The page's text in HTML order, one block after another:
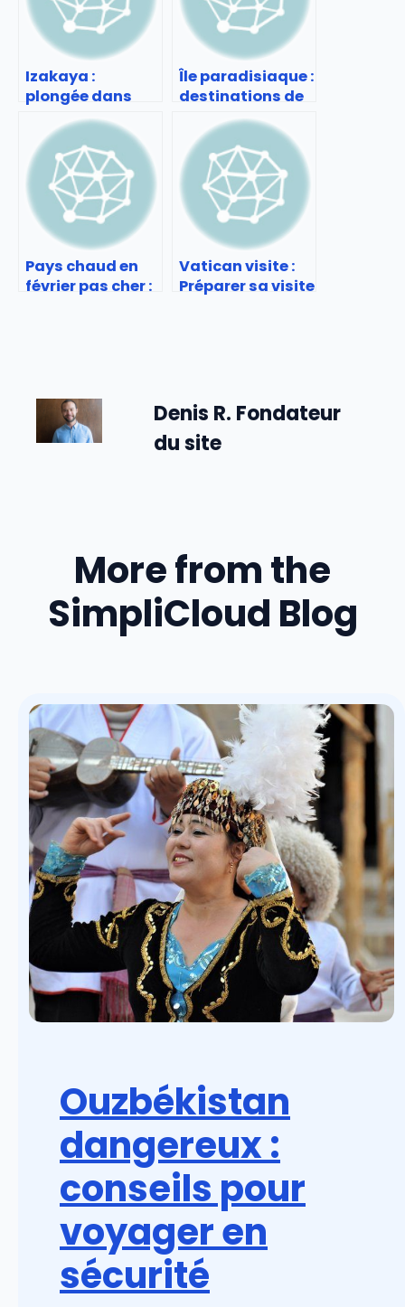
Izakaya :
plongée dans
l’ambiance des
bars-
restaurants
japonais
Île paradisiaque :
destinations de
rêve à travers le
monde
Pays chaud en
février pas cher :
Vatican visite :
Préparer sa visite
Denis R. Fondateur
du site
More from the
SimpliCloud Blog
Ouzbékistan
dangereux :
conseils pour
voyager en
sécurité